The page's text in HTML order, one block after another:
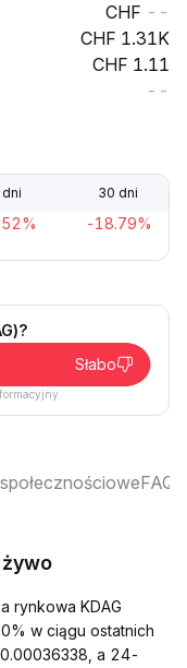
--
1.31K
1.11
--
30 dni
-18.79%
Słabo
FAQ
żywo
rynkowa KDAG
w ciągu ostatnich
a 24-